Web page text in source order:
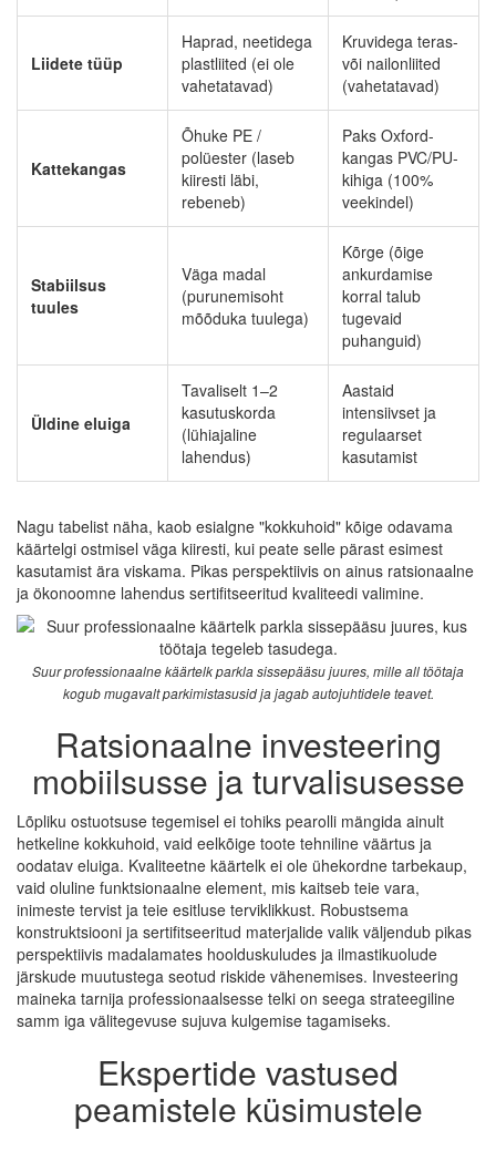
Liidete tüüp
Haprad, neetidega
plastliited (ei ole
vahetatavad)
Kruvidega teras-
või nailonliited
(vahetatavad)
Kattekangas
Õhuke PE /
polüester (laseb
kiiresti läbi,
rebeneb)
Paks Oxford-
kangas PVC/PU-
kihiga (100%
veekindel)
Stabiilsus
tuules
Väga madal
(purunemisoht
mõõduka tuulega)
Kõrge (õige
ankurdamise
korral talub
tugevaid
puhanguid)
Üldine eluiga
Tavaliselt 1–2
kasutuskorda
(lühiajaline
lahendus)
Aastaid
intensiivset ja
regulaarset
kasutamist
Nagu tabelist näha, kaob esialgne "kokkuhoid" kõige odavama
käärtelgi ostmisel väga kiiresti, kui peate selle pärast esimest
kasutamist ära viskama. Pikas perspektiivis on ainus ratsionaalne
ja ökonoomne lahendus sertifitseeritud kvaliteedi valimine.
Suur professionaalne käärtelk parkla sissepääsu juures, mille all töötaja
kogub mugavalt parkimistasusid ja jagab autojuhtidele teavet.
Ratsionaalne investeering
mobiilsusse ja turvalisusesse
Lõpliku ostuotsuse tegemisel ei tohiks pearolli mängida ainult
hetkeline kokkuhoid, vaid eelkõige toote tehniline väärtus ja
oodatav eluiga. Kvaliteetne käärtelk ei ole ühekordne tarbekaup,
vaid oluline funktsionaalne element, mis kaitseb teie vara,
inimeste tervist ja teie esitluse terviklikkust. Robustsema
konstruktsiooni ja sertifitseeritud materjalide valik väljendub pikas
perspektiivis madalamates hoolduskuludes ja ilmastikuolude
järskude muutustega seotud riskide vähenemises. Investeering
maineka tarnija professionaalsesse telki on seega strateegiline
samm iga välitegevuse sujuva kulgemise tagamiseks.
Ekspertide vastused
peamistele küsimustele